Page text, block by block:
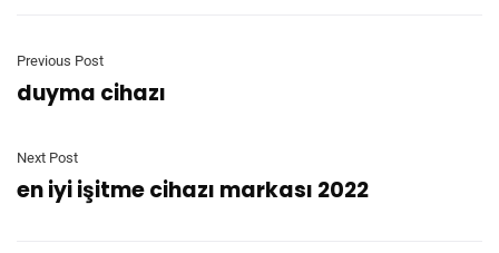
Previous Post
duyma cihazı
Next Post
en iyi işitme cihazı markası 2022